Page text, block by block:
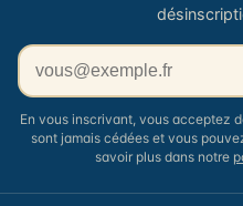
En vous inscrivant, vous acceptez
sont jamais cédées et vous
savoir plus dans notre